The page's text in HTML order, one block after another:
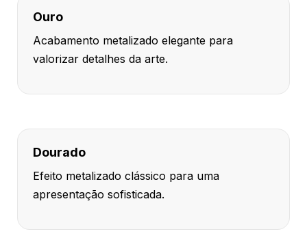
Ouro
Acabamento metalizado elegante para
valorizar detalhes da arte.
Dourado
Efeito metalizado clássico para uma
apresentação sofisticada.